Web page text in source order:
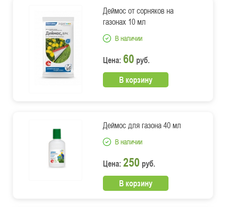
Деймос от сорняков на
газонах 10 мл
В наличии
Цена: 60 руб.
В корзину
Деймос для газона 40 мл
В наличии
Цена: 250 руб.
В корзину